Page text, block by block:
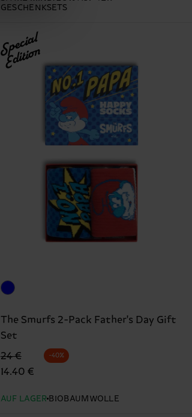
GESCHENKSETS
Special
Edition
The Smurfs 2-Pack Father's Day Gift
Set
Originalpreis
24 €
Reduzierter Preis
14.40 €
-40%
AUF LAGER BIOBAUMWOLLE